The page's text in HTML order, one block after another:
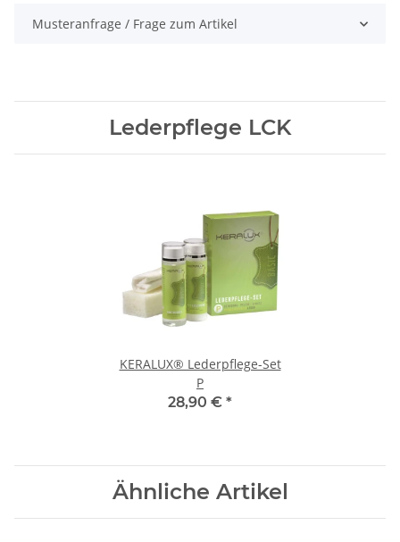
Musteranfrage / Frage zum Artikel
Lederpflege LCK
KERALUX® Lederpflege-Set
P
28,90 € *
Ähnliche Artikel